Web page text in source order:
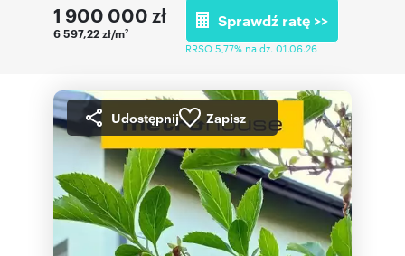
1 900 000 zł
6 597,22 zł/m2
Sprawdź ratę >>
RRSO 5,77% na dz. 01.06.26
Udostępnij Zapisz